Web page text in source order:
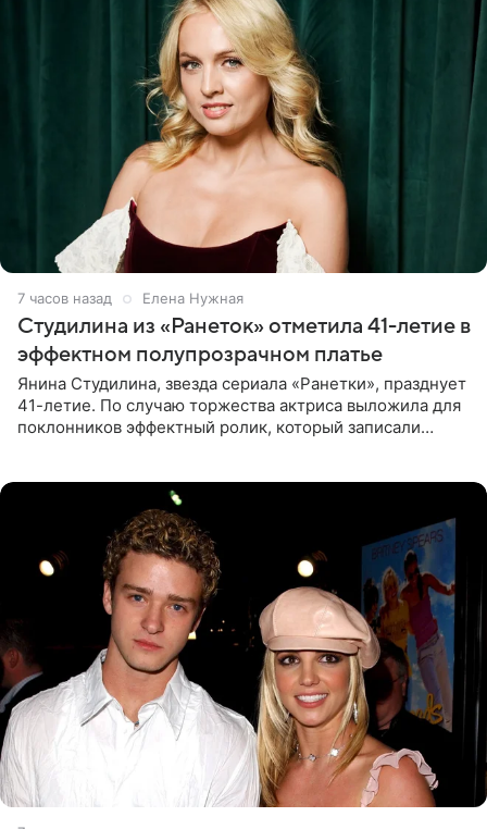
7 часов назад Елена Нужная
Студилина из «Ранеток» отметила 41-летие в
эффектном полупрозрачном платье
Янина Студилина, звезда сериала «Ранетки», празднует
41-летие. По случаю торжества актриса выложила для
поклонников эффектный ролик, который записали